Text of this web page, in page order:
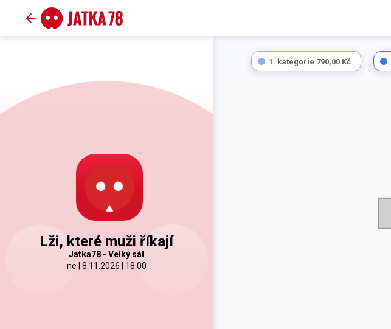
Lži, které muži říkají
Jatka78 - Velký sál
ne | 8.11.2026 | 18:00
1. kategorie 790,00 Kč